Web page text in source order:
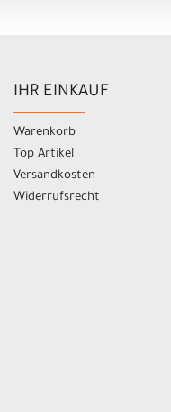
IHR EINKAUF
Warenkorb
Top Artikel
Versandkosten
Widerrufsrecht